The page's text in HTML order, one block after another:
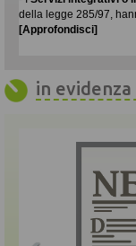
della legge 285/97,
[Approfondisci]
in evidenza